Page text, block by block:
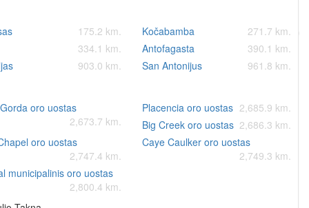
175.2 km. Kočabamba
271.7 km.
334.1 km.
Antofagasta
390.1 km.
903.0 km. San Antonijus 961.8 km.
oro uostas
2,673.7 km.
Placencia oro uostas 2,685.9 km.
Big Creek oro uostas 2,686.3 km.
oro uostas
2,747.4 km.
Caye Caulker oro uostas
2,749.3 km.
municipalinis oro uostas
2,800.4 km.